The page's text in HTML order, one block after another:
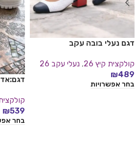
דגם נעלי בובה עקב
קולקצית קיץ 26 , נעלי עקב 26
₪489
בחר אפשרויות
קולקצית
₪539
בחר